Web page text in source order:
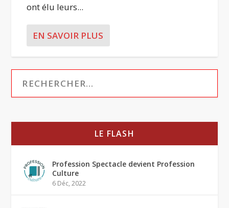
ont élu leurs...
EN SAVOIR PLUS
LE FLASH
Profession Spectacle devient Profession
Culture
6 Déc, 2022